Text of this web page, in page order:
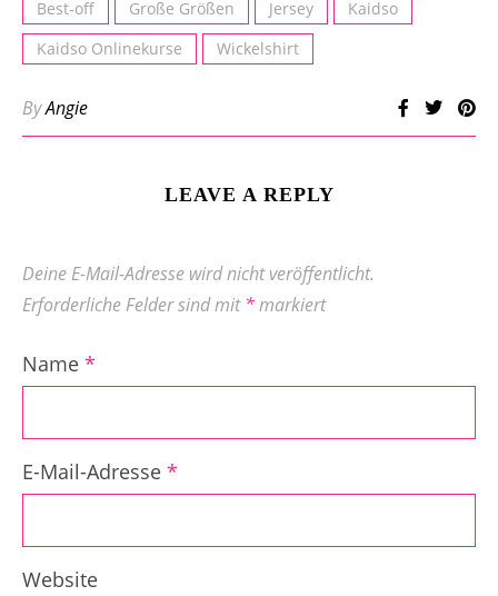
Best-off Große Größen Jersey
Kaidso
Kaidso Onlinekurse
Wickelshirt
ByAngie
LEAVE A REPLY
Deine E-Mail-Adresse wird nicht veröffentlicht.
Erforderliche Felder sind mit*markiert
Name *
E-Mail-Adresse *
Website